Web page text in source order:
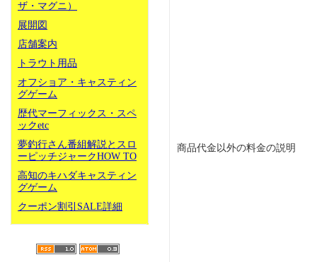
ザ・マグニ）
展開図
店舗案内
トラウト用品
オフショア・キャスティン
グゲーム
歴代マーフィックス・スペ
ックetc
夢釣行さん番組解説とスロ
ーピッチジャークHOW TO
高知のキハダキャスティン
グゲーム
クーポン割引SALE詳細
商品代金以外の料金の説明